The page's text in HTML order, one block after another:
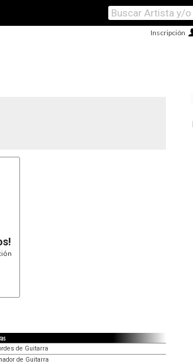
Inscripción
de Guitarra
de Guitarra